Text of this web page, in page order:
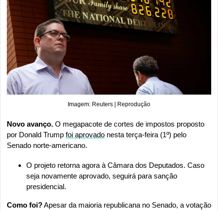
Imagem: Reuters | Reprodução
Novo avanço. O megapacote de cortes de impostos proposto
por Donald Trump foi aprovado nesta terça-feira (1º) pelo
Senado norte-americano.
O projeto retorna agora à Câmara dos Deputados. Caso
seja novamente aprovado, seguirá para sanção
presidencial.
Como foi? Apesar da maioria republicana no Senado, a votação